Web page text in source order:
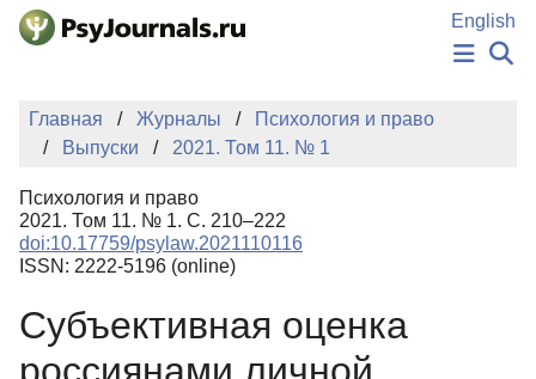
Перейти к основному содержанию
English
НОВОСТИ
ИЗДАНИЯ
ПОДАТЬ РУКОПИСЬ
БАЗА ЗНАНИЙ
КЛЮЧЕВЫЕ СЛОВА
Регистрация
Главная Журналы
Психология и право
Выпуски
2021. Том 11. № 1
Психология и право
2021. Том 11. № 1. С. 210–222
doi:10.17759/psylaw.2021110116
ISSN: 2222-5196 (online)
Субъективная оценка